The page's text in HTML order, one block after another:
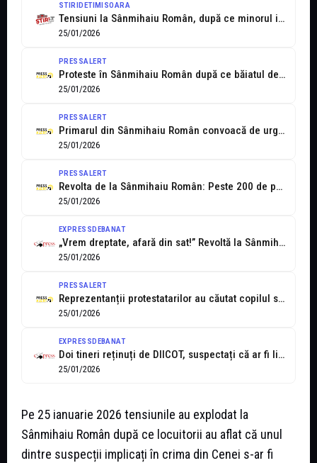
STIRIDETIMISOARA
Tensiuni la Sânmihaiu Român, după ce minorul implicat în crima de la...
25/01/2026
PRESSALERT
Proteste în Sânmihaiu Român după ce băiatul de 13 ani care și-a...
25/01/2026
PRESSALERT
Primarul din Sânmihaiu Român convoacă de urgență consiliul local și consiliul profesoral,...
25/01/2026
PRESSALERT
Revolta de la Sânmihaiu Român: Peste 200 de persoane, la casa bunicilor...
25/01/2026
EXPRESSDEBANAT
„Vrem dreptate, afară din sat!” Revoltă la Sânmihaiu Român după mutarea minorului...
25/01/2026
PRESSALERT
Reprezentanții protestatarilor au căutat copilul suspect de crimă în casa bunicilor. L-au...
25/01/2026
EXPRESSDEBANAT
Doi tineri reținuți de DIICOT, suspectați că ar fi livrat droguri ucigașilor...
25/01/2026
Pe 25 ianuarie 2026 tensiunile au explodat la
Sânmihaiu Român după ce locuitorii au aflat că unul
dintre suspecții implicați în crima din Cenei s-ar fi